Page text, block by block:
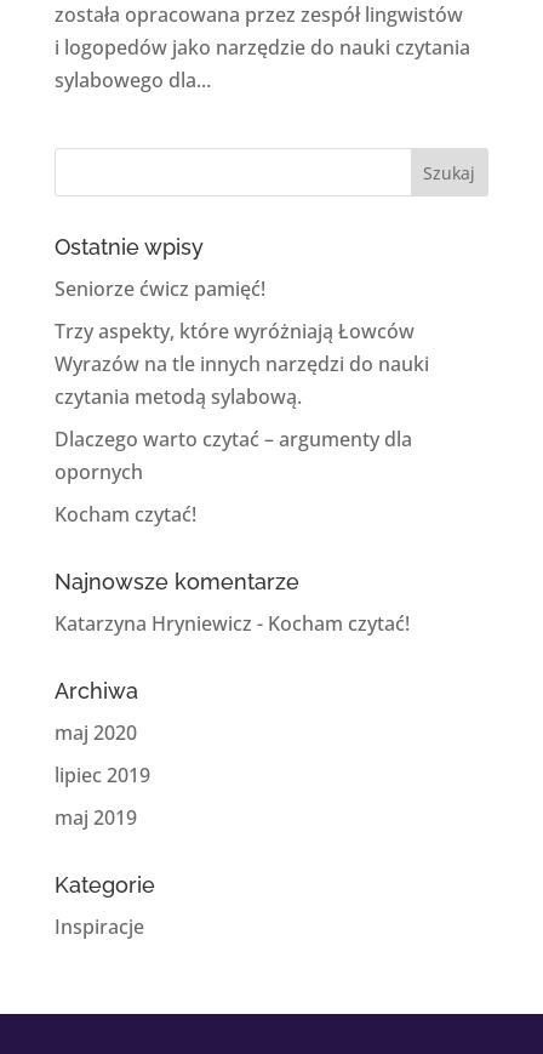
została opracowana przez zespół lingwistów
i logopedów jako narzędzie do nauki czytania
sylabowego dla...
Ostatnie wpisy
Seniorze ćwicz pamięć!
Trzy aspekty, które wyróżniają Łowców
Wyrazów na tle innych narzędzi do nauki
czytania metodą sylabową.
Dlaczego warto czytać – argumenty dla
opornych
Kocham czytać!
Najnowsze komentarze
Katarzyna Hryniewicz - Kocham czytać!
Archiwa
maj 2020
lipiec 2019
maj 2019
Kategorie
Inspiracje